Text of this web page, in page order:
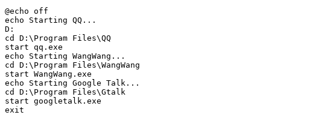
@echo off
echo Starting QQ...
D:
cd D:\Program Files\QQ
start qq.exe
echo Starting WangWang...
cd D:\Program Files\WangWang
start WangWang.exe
echo Starting Google Talk...
cd D:\Program Files\Gtalk
start googletalk.exe
exit